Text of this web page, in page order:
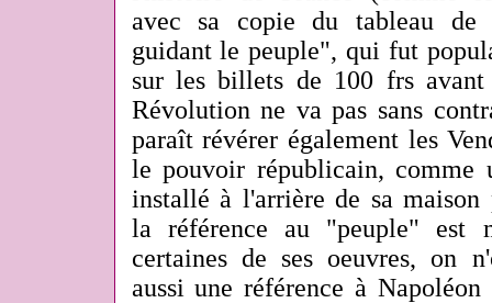
avec sa copie du tableau
guidant le peuple", qui fut
sur les billets de 100 frs
Révolution ne va pas sans
paraît révérer également les
le pouvoir républicain, comme
installé à l'arrière de sa
la référence au "peuple" est
certaines de ses oeuvres, on
aussi une référence à